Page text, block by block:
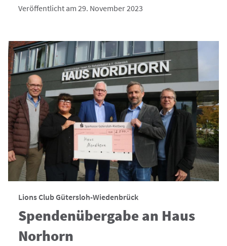
Veröffentlicht am 29. November 2023
Lions Club Gütersloh-Wiedenbrück
Spendenübergabe an Haus
Norhorn